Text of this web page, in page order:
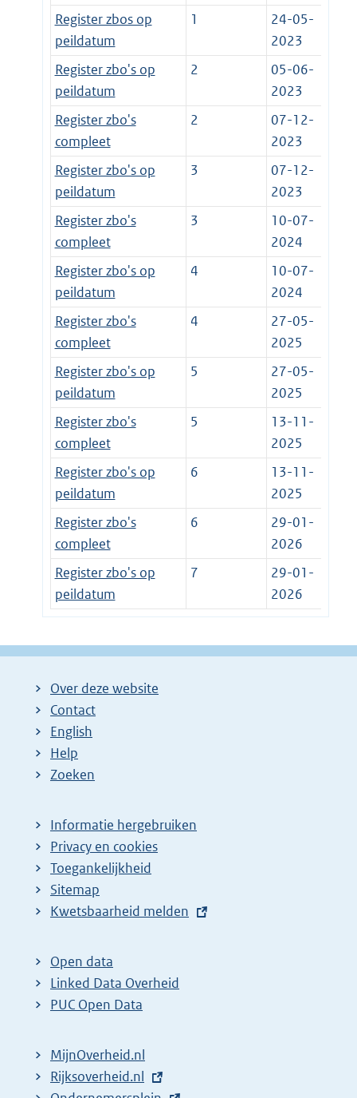
Register zbos op
peildatum
1
24-05-
2023
Register zbo's op
peildatum
2
05-06-
2023
Register zbo's
compleet
2
07-12-
2023
Register zbo's op
peildatum
3
07-12-
2023
Register zbo's
compleet
3
10-07-
2024
Register zbo's op
peildatum
4
10-07-
2024
Register zbo's
compleet
4
27-05-
2025
Register zbo's op
peildatum
5
27-05-
2025
Register zbo's
compleet
5
13-11-
2025
Register zbo's op
peildatum
6
13-11-
2025
Register zbo's
compleet
6
29-01-
2026
Register zbo's op
peildatum
7
29-01-
2026
Over deze website
Contact
English
Help
Zoeken
Informatie hergebruiken
Privacy en cookies
Toegankelijkheid
Sitemap
E
t
e
r
l
i
Kwetsbaarheid melden
Open data
Linked Data Overheid
PUC Open Data
MijnOverheid.nl
E
Rijksoverheid.nl